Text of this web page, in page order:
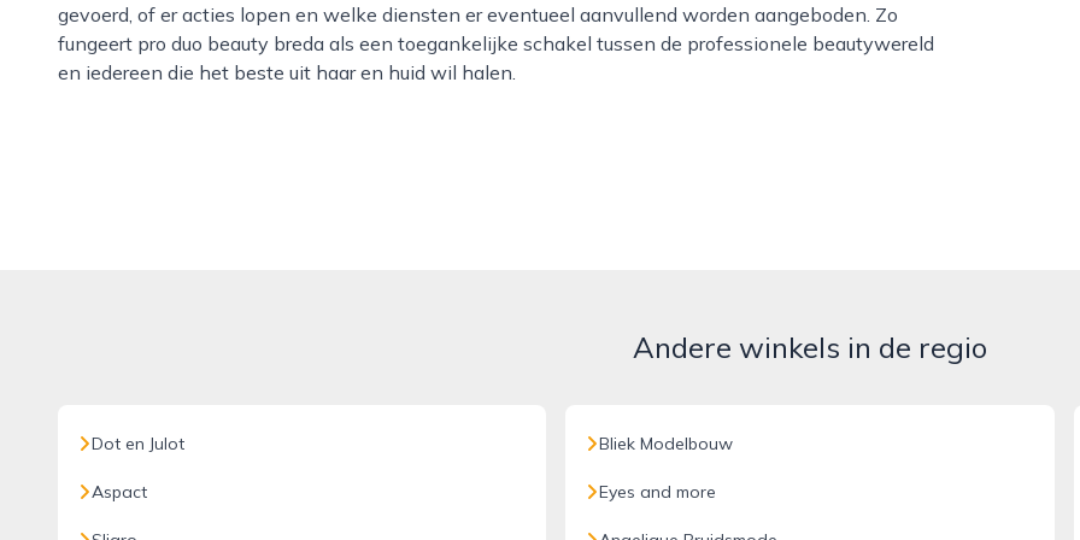
gevoerd, of er acties lopen en welke diensten er eventueel aanvullend worden aangeboden. Zo
fungeert pro duo beauty breda als een toegankelijke schakel tussen de professionele beautywereld
en iedereen die het beste uit haar en huid wil halen.
Andere winkels in de regio
Dot en Julot
Aspact
Bliek Modelbouw
Eyes and more